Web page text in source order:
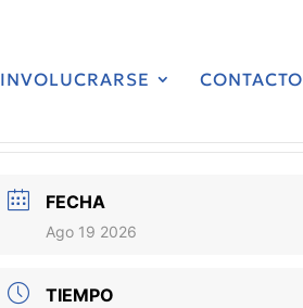
INVOLUCRARSE CONTACTO
FECHA
Ago 19 2026
TIEMPO